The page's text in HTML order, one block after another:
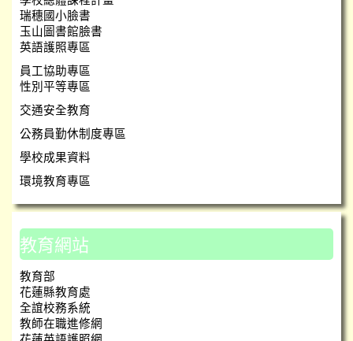
瑞穗國小臉書
玉山圖書館臉書
英語護照專區
員工協助專區
性別平等專區
交通安全教育
公務員勤休制度專區
學校成果資料
環境教育專區
教育網站
教育部
花蓮縣教育處
全誼校務系統
教師在職進修網